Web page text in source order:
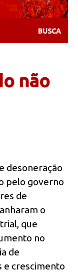
não
desoneração
pelo governo
de
o
que
no
de
e crescimento